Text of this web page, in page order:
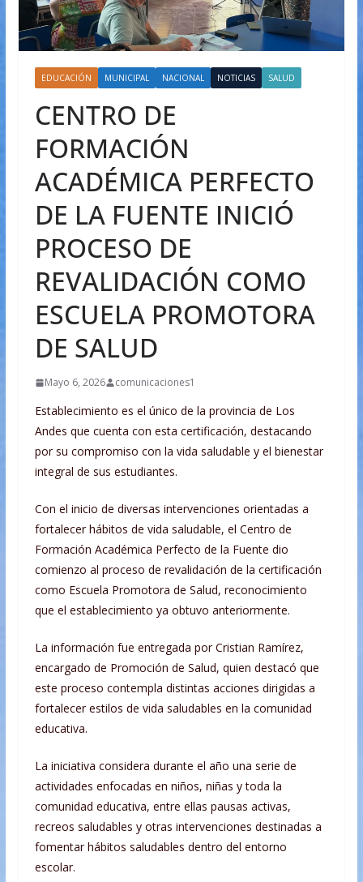
EDUCACIÓN MUNICIPAL NACIONAL NOTICIAS SALUD
CENTRO DE
FORMACIÓN
ACADÉMICA PERFECTO
DE LA FUENTE INICIÓ
PROCESO DE
REVALIDACIÓN COMO
ESCUELA PROMOTORA
DE SALUD
Mayo 6, 2026 comunicaciones1
Establecimiento es el único de la provincia de Los
Andes que cuenta con esta certificación, destacando
por su compromiso con la vida saludable y el bienestar
integral de sus estudiantes.
Con el inicio de diversas intervenciones orientadas a
fortalecer hábitos de vida saludable, el Centro de
Formación Académica Perfecto de la Fuente dio
comienzo al proceso de revalidación de la certificación
como Escuela Promotora de Salud, reconocimiento
que el establecimiento ya obtuvo anteriormente.
La información fue entregada por Cristian Ramírez,
encargado de Promoción de Salud, quien destacó que
este proceso contempla distintas acciones dirigidas a
fortalecer estilos de vida saludables en la comunidad
educativa.
La iniciativa considera durante el año una serie de
actividades enfocadas en niños, niñas y toda la
comunidad educativa, entre ellas pausas activas,
recreos saludables y otras intervenciones destinadas a
fomentar hábitos saludables dentro del entorno
escolar.